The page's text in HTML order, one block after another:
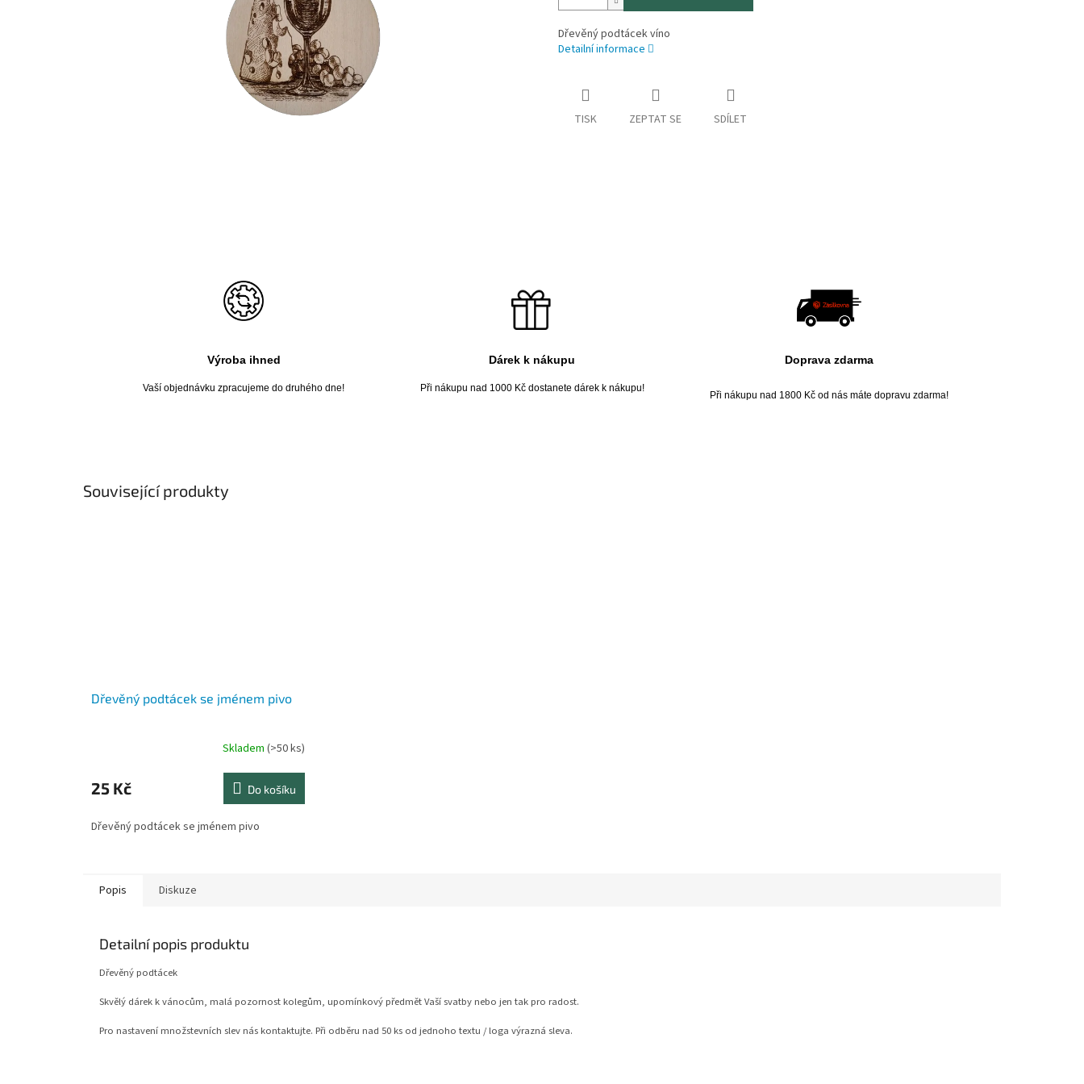
Dřevěný podtácek víno
Detailní informace
TISK ZEPTAT SE SDÍLET
Výroba ihned Dárek k nákupu Doprava zdarma
Vaší objednávku zpracujeme do druhého dne! Při nákupu nad 1000 Kč dostanete dárek k nákupu!
Při nákupu nad 1800 Kč od nás máte dopravu zdarma!
Související produkty
Dřevěný podtácek se jménem pivo
produktu
je
z
Skladem (>50 ks)
25 Kč Do košíku
Dřevěný podtácek se jménem pivo
Popis Diskuze
Detailní popis produktu
Dřevěný podtácek
Skvělý dárek k vánocům, malá pozornost kolegům, upomínkový předmět Vaší svatby nebo jen tak pro radost.
Pro nastavení množstevních slev nás kontaktujte. Při odběru nad 50 ks od jednoho textu / loga výrazná sleva.